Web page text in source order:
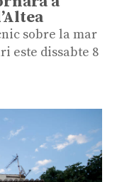
sobre la mar
este dissabte 8